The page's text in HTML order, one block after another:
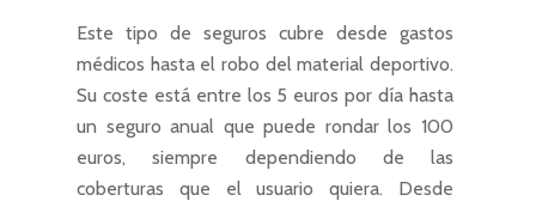
Este tipo de seguros cubre desde gastos
médicos hasta el robo del material deportivo.
Su coste está entre los 5 euros por día hasta
un seguro anual que puede rondar los 100
euros, siempre dependiendo de las
coberturas que el usuario quiera. Desde